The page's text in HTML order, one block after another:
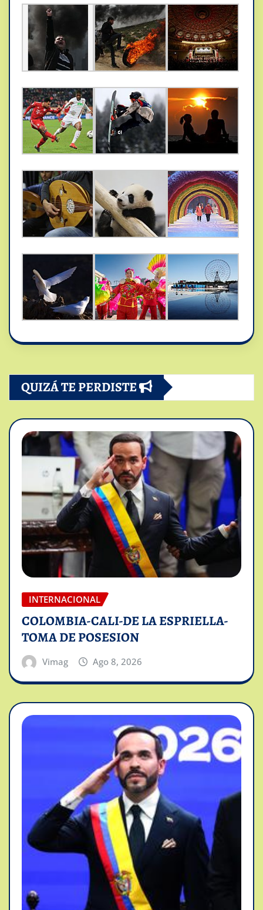
QUIZÁ TE PERDISTE
INTERNACIONAL
COLOMBIA-CALI-DE LA ESPRIELLA-
TOMA DE POSESION
Vimag Ago 8, 2026